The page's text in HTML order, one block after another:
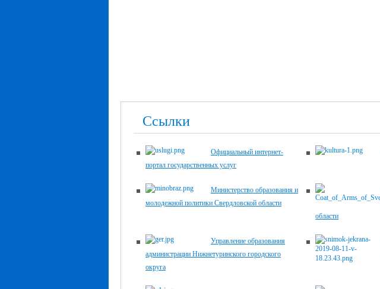
Ссылки
Официальный интернет-
портал государственных услуг
Министерство образования и
молодежной политики Свердловской области
области
Управление образования
администрации Нижнетуринского городского
округа